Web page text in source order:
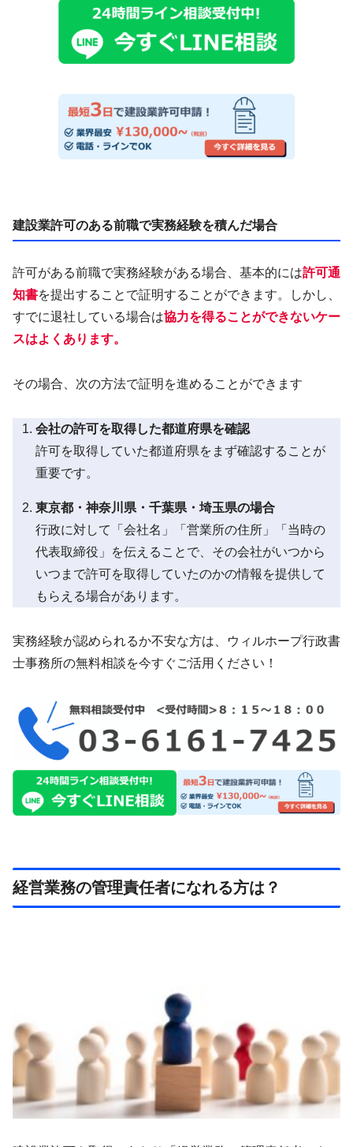
建設業許可のある前職で実務経験を積んだ場合
許可がある前職で実務経験がある場合、基本的には許可通
知書を提出することで証明することができます。しかし、
すでに退社している場合は協力を得ることができないケー
スはよくあります。
その場合、次の方法で証明を進めることができます
会社の許可を取得した都道府県を確認
許可を取得していた都道府県をまず確認することが
重要です。
東京都・神奈川県・千葉県・埼玉県の場合
行政に対して「会社名」「営業所の住所」「当時の
代表取締役」を伝えることで、その会社がいつから
いつまで許可を取得していたのかの情報を提供して
もらえる場合があります。
実務経験が認められるか不安な方は、ウィルホープ行政書
士事務所の無料相談を今すぐご活用ください！
経営業務の管理責任者になれる方は？